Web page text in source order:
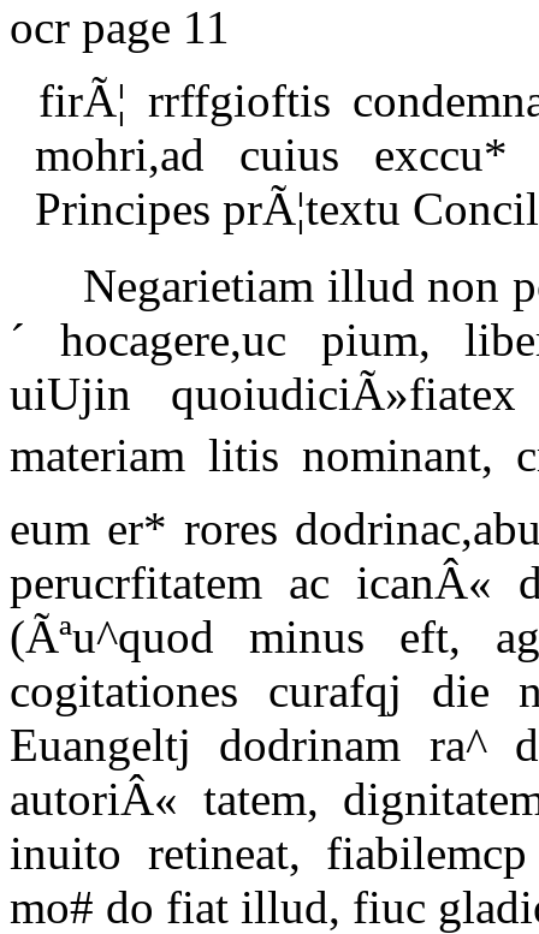
ocr page 11
firÃ¦ rrffgioftis
mohri,ad cuius
Principes prÃ¦textu
Negarietiam illud non
´ hocagere,uc pium,
uiUjin
materiam litis nominant,
eum er* rores
perucrfitatem ac icanÂ«
(Ãªu^quod minus eft,
cogitationes curafqj
Euangeltj dodrinam ra^
autoriÂ« tatem,
inuito retineat,
mo# do fiat illud, fiuc